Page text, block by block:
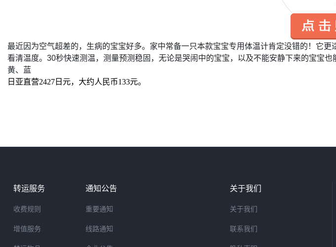
最近因为空气超差的，生病的宝宝好多。家中常备一只本款宝宝专用体温计肯定没错的！它
看清温度。 30秒快速测温，测量预测稳固，无论是哭闹中的宝宝，以及不能安静下来的宝宝
黄、蓝
日亚直营2427日元，大约人民币133元。
转运服务
收费规则
增值服务
通知公告
重要通知
线路通知
关于我们
关于我们
联系我们